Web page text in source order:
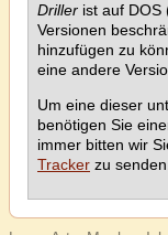
Driller ist auf DOS
Versionen
hinzufügen zu
eine andere
Um eine dieser
benötigen Sie
immer bitten wir
Tracker zu senden.